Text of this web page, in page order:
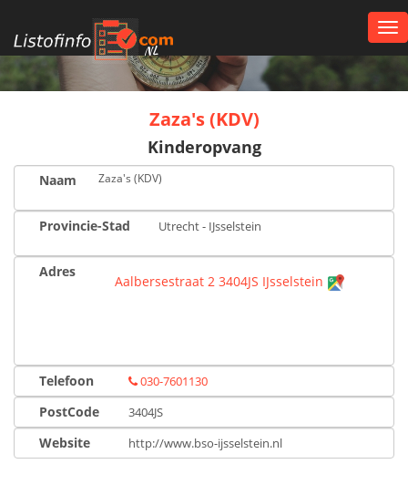
NL
Zaza's (KDV)
Kinderopvang
Naam Zaza's (KDV)
Provincie-Stad Utrecht - IJsselstein
Adres
Aalbersestraat 2 3404JS IJsselstein
Telefoon 030-7601130
PostCode 3404JS
Website http://www.bso-ijsselstein.nl